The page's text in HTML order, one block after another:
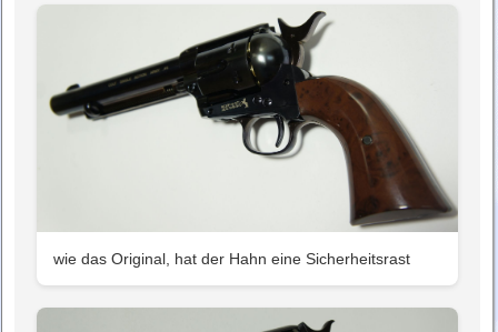
wie das Original, hat der Hahn eine Sicherheitsrast